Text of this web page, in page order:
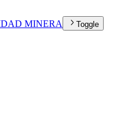
MINERA Toggle